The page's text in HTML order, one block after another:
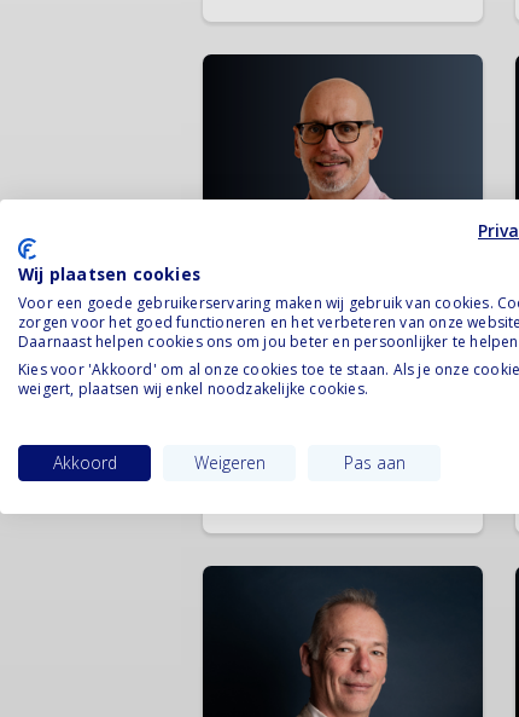
Jan Simons
Wij plaatsen cookies
Voor een goede gebruikerservaring maken wij gebruik van cookies.
zorgen voor het goed functioneren en het verbeteren van onze
Daarnaast helpen cookies ons om jou beter en persoonlijker te
Kies voor 'Akkoord' om al onze cookies toe te staan. Als je onze
weigert, plaatsen wij enkel noodzakelijke cookies.
Akkoord Weigeren Pas aan